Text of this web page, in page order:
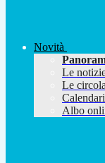
Novità
Le
Le
Albo